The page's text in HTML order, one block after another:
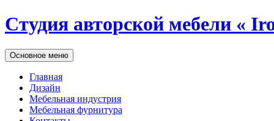
Студия авторской мебели «
Поиск
Основное меню Перейти
к
Главная
Дизайн
Мебельная индустрия
Мебельная фурнитура